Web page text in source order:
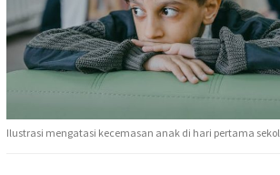
Ilustrasi mengatasi kecemasan anak di hari pertama